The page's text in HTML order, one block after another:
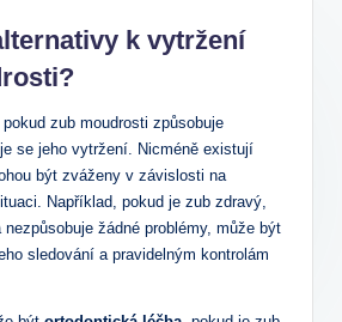
k vytržení
zub moudrosti způsobuje
se jeho vytržení. Nicméně existují
být zváženy⁤ v závislosti na
Například, pokud je zub zdravý,
žádné problémy, může být
sledování a pravidelným​ kontrolám